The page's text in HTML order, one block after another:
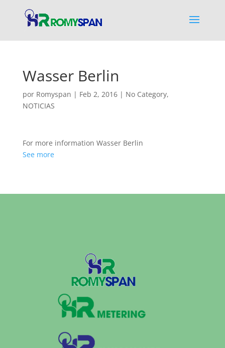
Wasser Berlin
por Romyspan | Feb 2, 2016| No Category,
NOTICIAS
For more information Wasser Berlin
See more